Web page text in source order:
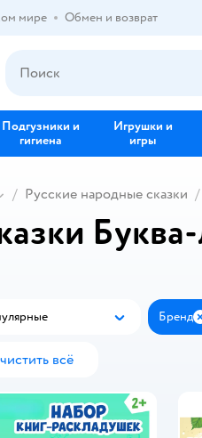
мире Обмен и возврат
Подгузники и
гигиена
Игрушки и
игры
Русские народные сказки
Популярные Бренд
всё